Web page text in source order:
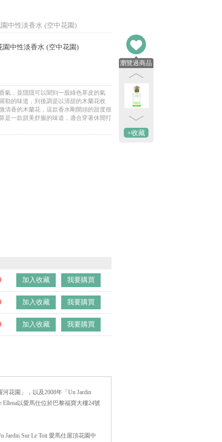
園中性淡香水 (空中花園)
園中性淡香水 (空中花園)
氣，並隱隱可以聞到一股綠色草皮的氣
勒的味道，到後調是以清甜的木蘭花收
清香的木蘭花，這款香水剛開頭的甜度很
是一款甜美舒服的味道，適合穿著休閒打
加入收藏 我要購買
加入收藏 我要購買
加入收藏 我要購買
河花園」，以及2008年「Un Jardin
Ellena以愛馬仕位於巴黎福寶大樓24號
Sur Le Toit 愛馬仕屋頂花園中
瀏覽過商品
+收藏